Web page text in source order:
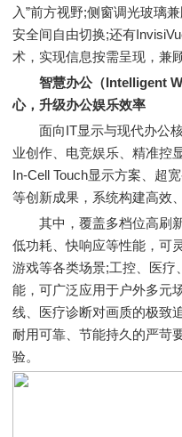
入”前方视野;侧窗调光玻璃
安全间自由切换;还有
术，实现信息按需呈现，兼
智慧办公（Intelligent
心，升级办公娱乐效率
面向IT显示与现代办公核
业创作、电竞娱乐、精准控
In-Cell Touch显示方案、超
等创新成果，系统构建高效
其中，覆盖多档位高刷新
低功耗、快响应等性能，可
游戏等各类场景;工控、医疗
能，可广泛应用于户外多元
线、医疗诊断对画质的极致
耐用可靠、节能持久的严苛
验。